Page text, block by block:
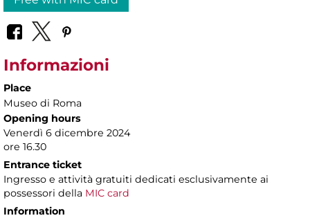
Informazioni
Place
Museo di Roma
Opening hours
Venerdì 6 dicembre 2024
ore 16.30
Entrance ticket
Ingresso e attività gratuiti dedicati esclusivamente ai
possessori della MIC card
Information